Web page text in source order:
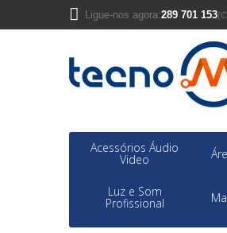
Ligue-nos agora:289 701 153
Acessórios Áudio
Video
Luz e Som
Profissional